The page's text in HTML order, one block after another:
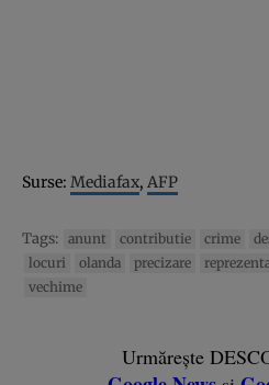
Surse: Mediafax, AFP
Tags: anunt contributie crime
locuri
olanda precizare
vechime
Urmărește